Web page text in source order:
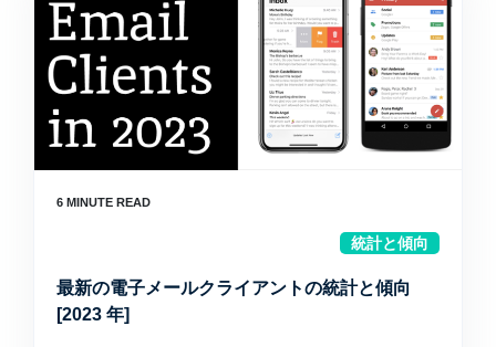
統計と傾向
最新の電子メールクライアントの統計と傾向
[2023 年]